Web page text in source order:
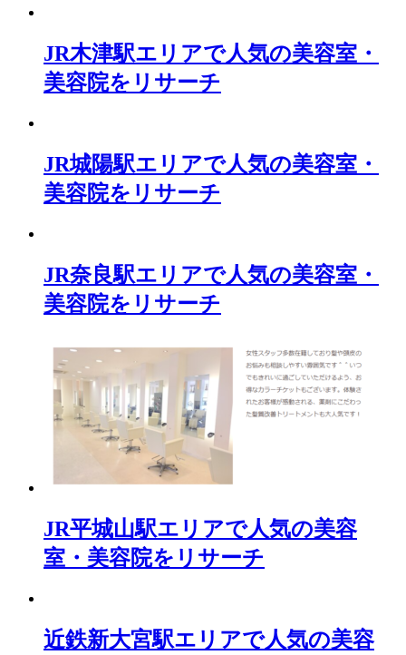
JR木津駅エリアで人気の美容室・
美容院をリサーチ
JR城陽駅エリアで人気の美容室・
美容院をリサーチ
JR奈良駅エリアで人気の美容室・
美容院をリサーチ
JR平城山駅エリアで人気の美容
室・美容院をリサーチ
近鉄新大宮駅エリアで人気の美容